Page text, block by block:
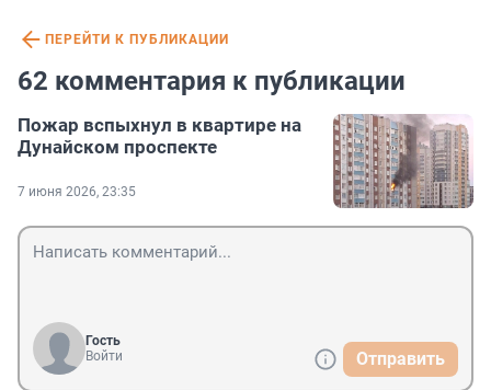
ПЕРЕЙТИ К ПУБЛИКАЦИИ
62 комментария к публикации
Пожар вспыхнул в квартире на
Дунайском проспекте
7 июня 2026, 23:35
Гость
Войти
Отправить